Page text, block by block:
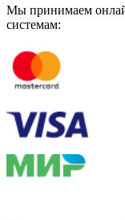
Мы принимаем
системам: